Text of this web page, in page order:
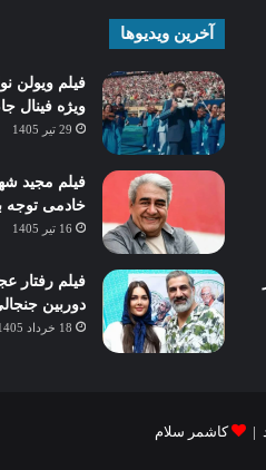
آخرین ویدیوها
فیلم ویولن
ویژه فینال جام
29 تیر 1405
فیلم مجید
خادمی توجه
16 تیر 1405
فیلم رفتار
دوربین
18 خرداد 1405
کاشمر سلام